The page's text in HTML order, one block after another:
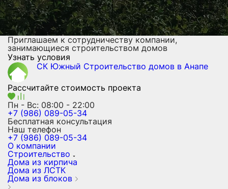
Приглашаем к сотрудничеству компании,
занимающиеся строительством домов
Узнать условия
СК Южный Строительство домов в Анапе
Рассчитайте стоимость проекта
Пн - Вс: 08:00 - 22:00
+7 (986) 089-05-34
Бесплатная консультация
Наш телефон
+7 (986) 089-05-34
О компании
Строительство
Дома из кирпича
Дома из ЛСТК
Дома из блоков